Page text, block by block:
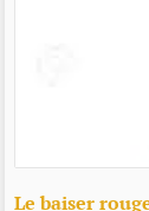
Le baiser